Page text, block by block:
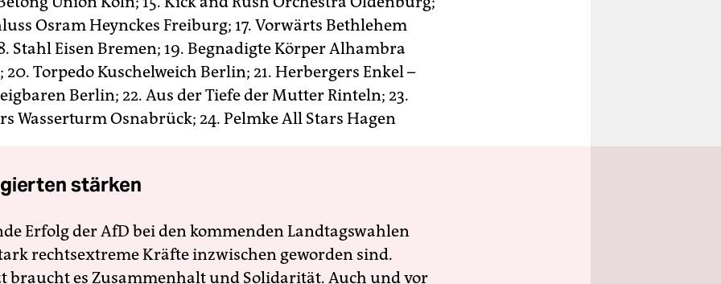
Osram Heynckes Freiburg; 17. Vorwärts Bethlehem
Stahl Eisen Bremen; 19. Begnadigte Körper Alhambra
Torpedo Kuschelweich Berlin; 21. Herbergers Enkel –
Berlin; 22. Aus der Tiefe der Mutter Rinteln; 23.
Wasserturm Osnabrück; 24. Pelmke All Stars Hagen
stärken
Erfolg der AfD bei den kommenden Landtagswahlen
rechtsextreme Kräfte inzwischen geworden sind.
braucht es Zusammenhalt und Solidarität. Auch und vor